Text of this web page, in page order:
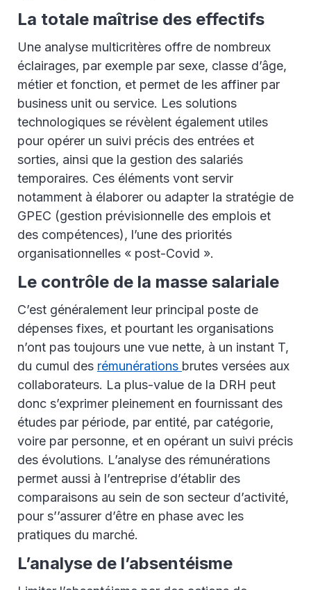
La totale maîtrise des effectifs
Une analyse multicritères offre de nombreux
éclairages, par exemple par sexe, classe d’âge,
métier et fonction, et permet de les affiner par
business unit ou service. Les solutions
technologiques se révèlent également utiles
pour opérer un suivi précis des entrées et
sorties, ainsi que la gestion des salariés
temporaires. Ces éléments vont servir
notamment à élaborer ou adapter la stratégie de
GPEC (gestion prévisionnelle des emplois et
des compétences), l’une des priorités
organisationnelles « post-Covid ».
Le contrôle de la masse salariale
C’est généralement leur principal poste de
dépenses fixes, et pourtant les organisations
n’ont pas toujours une vue nette, à un instant T,
du cumul des rémunérations brutes versées aux
collaborateurs. La plus-value de la DRH peut
donc s’exprimer pleinement en fournissant des
études par période, par entité, par catégorie,
voire par personne, et en opérant un suivi précis
des évolutions. L’analyse des rémunérations
permet aussi à l’entreprise d’établir des
comparaisons au sein de son secteur d’activité,
pour s’’assurer d’être en phase avec les
pratiques du marché.
L’analyse de l’absentéisme